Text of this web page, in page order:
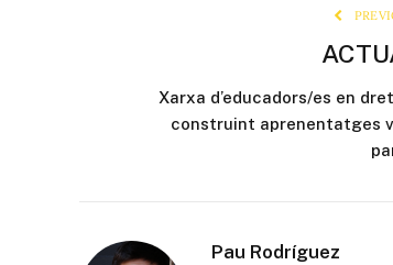
Xarxa d’educadors/es en
construint aprenentatges
Pau Rodríguez